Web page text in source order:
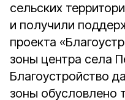
сельских
и получили
проекта
зоны центра села
Благоустройство
зоны обусловлено